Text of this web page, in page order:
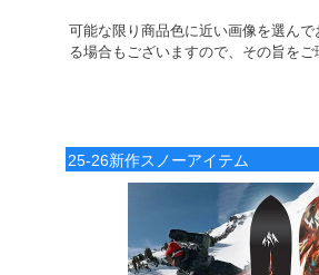
可能な限り商品色に近い画像を選ん
る場合もございますので、その旨をご
25-26新作スノーアイテム